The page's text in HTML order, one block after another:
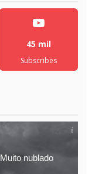
45 mil
Subscribes
Muito nublado